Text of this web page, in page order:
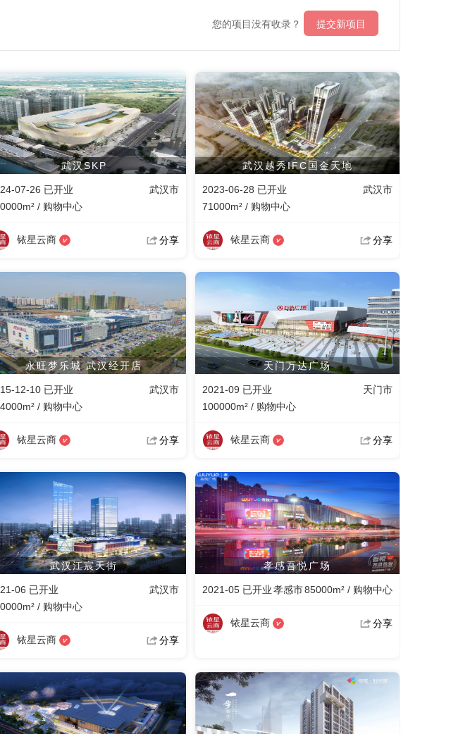
您的项目没有收录？ 提交新项目
武汉SKP
07-26 已开业
武汉市
/ 购物中心
铱星云商 分享
武汉越秀IFC国金天地
2023-06-28 已开业
武汉市
71000m² / 购物中心
铱星云商 分享
永旺梦乐城 武汉经开店
12-10 已开业
武汉市
/ 购物中心
铱星云商 分享
天门万达广场
2021-09 已开业
天门市
100000m² / 购物中心
铱星云商 分享
武汉江宸天街
06 已开业
武汉市
/ 购物中心
铱星云商 分享
孝感吾悦广场
2021-05 已开业孝感市85000m² / 购物中心
铱星云商 分享